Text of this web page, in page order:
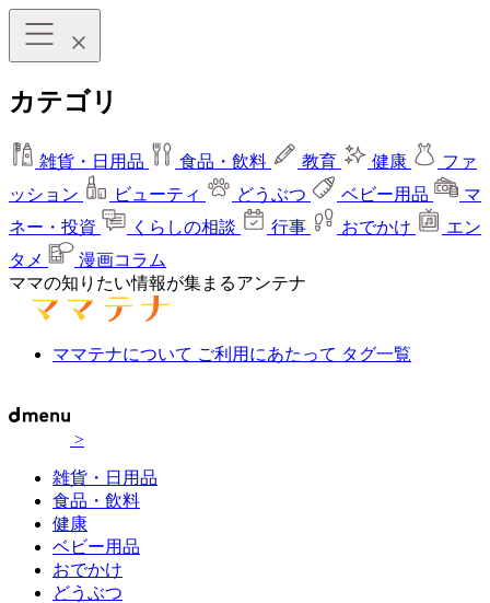
カテゴリ
雑貨・日用品 食品・飲料 教育 健康
ファ
ッション
ビューティ どうぶつ ベビー用品
マ
ネー・投資
くらしの相談 行事 おでかけ
エン
タメ
漫画コラム
ママの知りたい情報が集まるアンテナ
ママテナについて ご利用にあたって タグ一覧
>
雑貨・日用品
食品・飲料
健康
ベビー用品
おでかけ
どうぶつ